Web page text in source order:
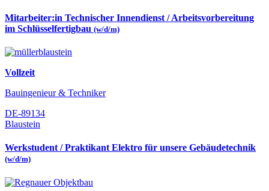
Mitarbeiter:in Technischer Innendienst / Arbeitsvorbereitung
im Schlüsselfertigbau (w/d/m)
Vollzeit
Bauingenieur & Techniker
DE-89134
Blaustein
Werkstudent / Praktikant Elektro für unsere Gebäudetechnik
(w/d/m)